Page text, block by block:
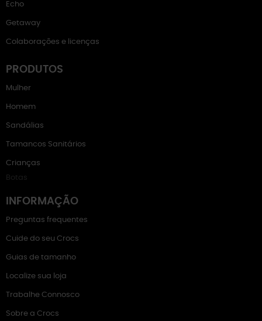
Echo
Getaway
Colaborações e licenças
PRODUTOS
Mulher
Homem
Sandálias
Tamancos Sanitários
Crianças
Botas
INFORMAÇÃO
Preguntas frequentes
Cuide do seu Crocs
Guias de tamanho
Localize sua loja
Trabalhe Connosco
Sobre a Crocs